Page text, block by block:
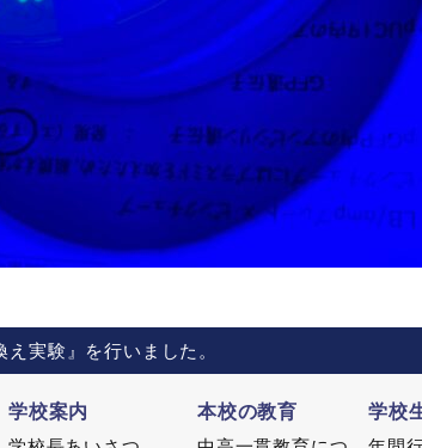
実験』を行いました。
学校案内
本校の教育
学校